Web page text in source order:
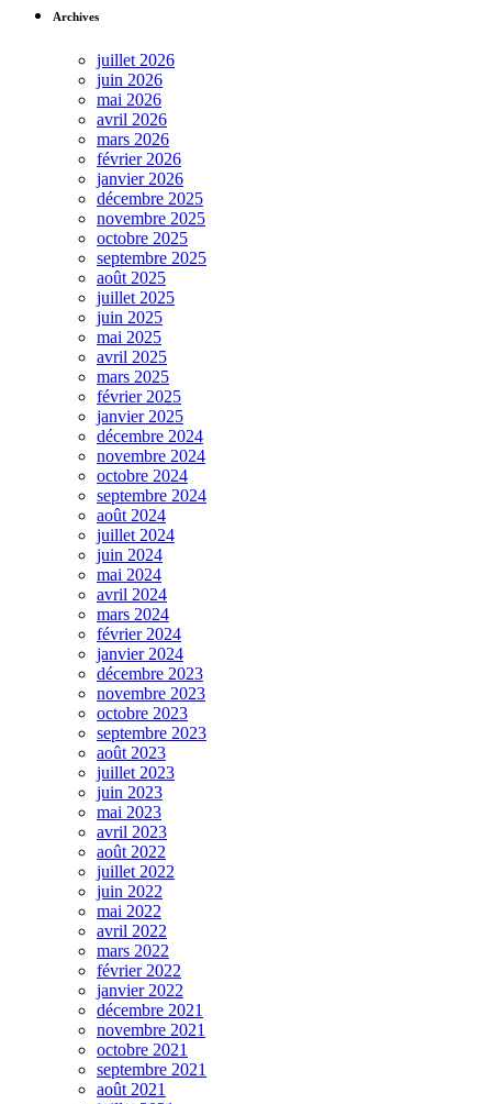
Archives
juillet 2026
juin 2026
mai 2026
avril 2026
mars 2026
février 2026
janvier 2026
décembre 2025
novembre 2025
octobre 2025
septembre 2025
août 2025
juillet 2025
juin 2025
mai 2025
avril 2025
mars 2025
février 2025
janvier 2025
décembre 2024
novembre 2024
octobre 2024
septembre 2024
août 2024
juillet 2024
juin 2024
mai 2024
avril 2024
mars 2024
février 2024
janvier 2024
décembre 2023
novembre 2023
octobre 2023
septembre 2023
août 2023
juillet 2023
juin 2023
mai 2023
avril 2023
août 2022
juillet 2022
juin 2022
mai 2022
avril 2022
mars 2022
février 2022
janvier 2022
décembre 2021
novembre 2021
octobre 2021
septembre 2021
août 2021